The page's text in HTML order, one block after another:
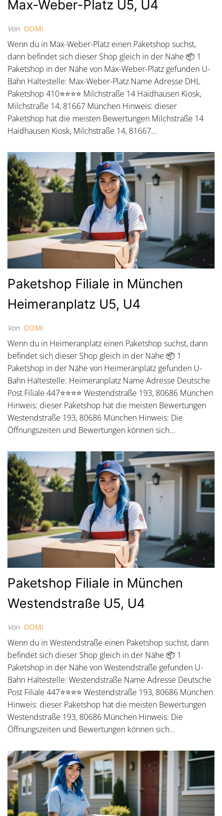
Max-Weber-Platz U5, U4
Von DOMI
Wenn du in Max-Weber-Platz einen Paketshop suchst,
dann befindet sich dieser Shop gleich in der Nähe 📦 1
Paketshop in der Nähe von Max-Weber-Platz gefunden U-
Bahn Haltestelle: Max-Weber-Platz Name Adresse DHL
Paketshop 410⭐⭐⭐⭐ Milchstraße 14 Haidhausen Kiosk,
Milchstraße 14, 81667 München Hinweis: dieser
Paketshop hat die meisten Bewertungen Milchstraße 14
Haidhausen Kiosk, Milchstraße 14, 81667…
Paketshop Filiale in München
Heimeranplatz U5, U4
Von DOMI
Wenn du in Heimeranplatz einen Paketshop suchst, dann
befindet sich dieser Shop gleich in der Nähe 📦 1
Paketshop in der Nähe von Heimeranplatz gefunden U-
Bahn Haltestelle: Heimeranplatz Name Adresse Deutsche
Post Filiale 447⭐⭐⭐⭐ Westendstraße 193, 80686 München
Hinweis: dieser Paketshop hat die meisten Bewertungen
Westendstraße 193, 80686 München Hinweis: Die
Öffnungszeiten und Bewertungen können sich…
Paketshop Filiale in München
Westendstraße U5, U4
Von DOMI
Wenn du in Westendstraße einen Paketshop suchst, dann
befindet sich dieser Shop gleich in der Nähe 📦 1
Paketshop in der Nähe von Westendstraße gefunden U-
Bahn Haltestelle: Westendstraße Name Adresse Deutsche
Post Filiale 447⭐⭐⭐⭐ Westendstraße 193, 80686 München
Hinweis: dieser Paketshop hat die meisten Bewertungen
Westendstraße 193, 80686 München Hinweis: Die
Öffnungszeiten und Bewertungen können sich…